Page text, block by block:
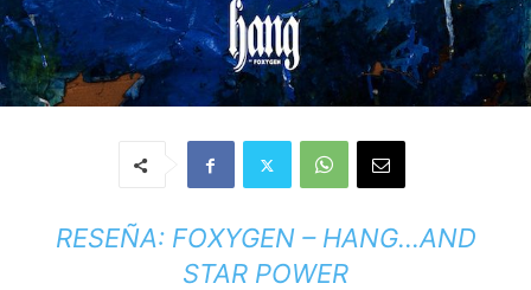
RESEÑA: FOXYGEN – HANG…AND
STAR POWER